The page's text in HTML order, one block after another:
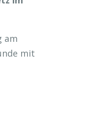
am
mit